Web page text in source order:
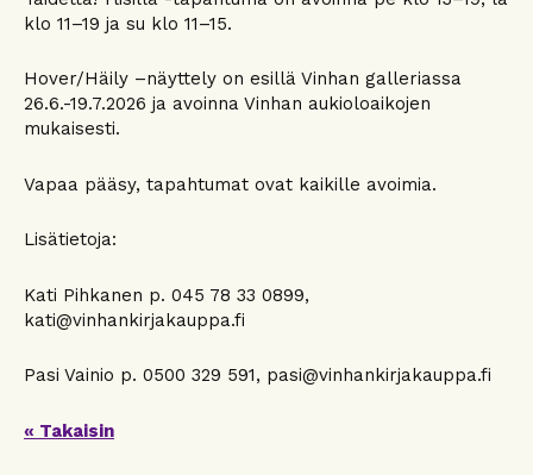
klo 11–19 ja su klo 11–15.
Hover/Häily –näyttely on esillä Vinhan galleriassa
26.6.-19.7.2026 ja avoinna Vinhan aukioloaikojen
mukaisesti.
Vapaa pääsy, tapahtumat ovat kaikille avoimia.
Lisätietoja:
Kati Pihkanen p. 045 78 33 0899,
kati@vinhankirjakauppa.fi
Pasi Vainio p. 0500 329 591, pasi@vinhankirjakauppa.fi
« Takaisin